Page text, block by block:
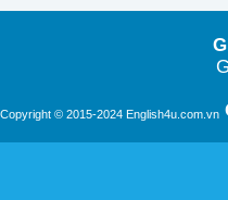
Copyright © 2015-2024 English4u.com.vn